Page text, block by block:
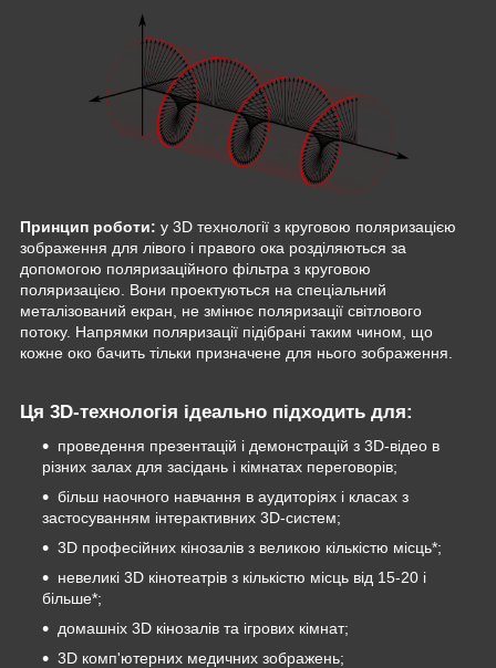
Принцип роботи: у 3D технології з круговою поляризацією
зображення для лівого і правого ока розділяються за
допомогою поляризаційного фільтра з круговою
поляризацією. Вони проектуються на спеціальний
металізований екран, не змінює поляризації світлового
потоку. Напрямки поляризації підібрані таким чином, що
кожне око бачить тільки призначене для нього зображення.
Ця 3D-технологія ідеально підходить для:
проведення презентацій і демонстрацій з 3D-відео в
різних залах для засідань і кімнатах переговорів;
більш наочного навчання в аудиторіях і класах з
застосуванням інтерактивних 3D-систем;
3D професійних кінозалів з великою кількістю місць*;
невеликі 3D кінотеатрів з кількістю місць від 15-20 і
більше*;
домашніх 3D кінозалів та ігрових кімнат;
3D комп'ютерних медичних зображень;